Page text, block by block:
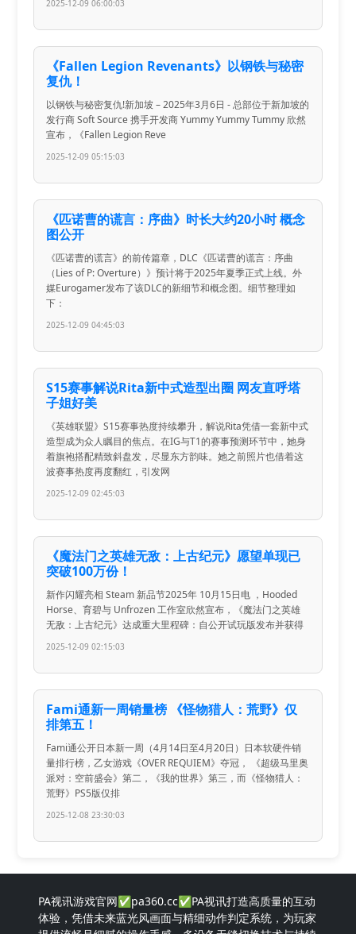
2025-12-09 06:00:03
《Fallen Legion Revenants》以钢铁与秘密
复仇！
以钢铁与秘密复仇!新加坡 – 2025年3月6日 - 总部位于新加坡的
发行商 Soft Source 携手开发商 Yummy Yummy Tummy 欣然
宣布，《Fallen Legion Reve
2025-12-09 05:15:03
《匹诺曹的谎言：序曲》时长大约20小时 概念
图公开
《匹诺曹的谎言》的前传篇章，DLC《匹诺曹的谎言：序曲
（Lies of P: Overture）》预计将于2025年夏季正式上线。外
媒Eurogamer发布了该DLC的新细节和概念图。细节整理如
下：
2025-12-09 04:45:03
S15赛事解说Rita新中式造型出圈 网友直呼塔
子姐好美
《英雄联盟》S15赛事热度持续攀升，解说Rita凭借一套新中式
造型成为众人瞩目的焦点。在IG与T1的赛事预测环节中，她身
着旗袍搭配精致斜盘发，尽显东方韵味。她之前照片也借着这
波赛事热度再度翻红，引发网
2025-12-09 02:45:03
《魔法门之英雄无敌：上古纪元》愿望单现已
突破100万份！
新作闪耀亮相 Steam 新品节2025年 10月15日电 ，Hooded
Horse、育碧与 Unfrozen 工作室欣然宣布，《魔法门之英雄
无敌：上古纪元》达成重大里程碑：自公开试玩版发布并获得
2025-12-09 02:15:03
Fami通新一周销量榜 《怪物猎人：荒野》仅
排第五！
Fami通公开日本新一周（4月14日至4月20日）日本软硬件销
量排行榜，乙女游戏《OVER REQUIEM》夺冠， 《超级马里奥
派对：空前盛会》第二，《我的世界》第三，而《怪物猎人：
荒野》PS5版仅排
2025-12-08 23:30:03
PA视讯游戏官网✅pa360.cc✅PA视讯打造高质量的互动
体验，凭借未来蓝光风画面与精细动作判定系统，为玩家